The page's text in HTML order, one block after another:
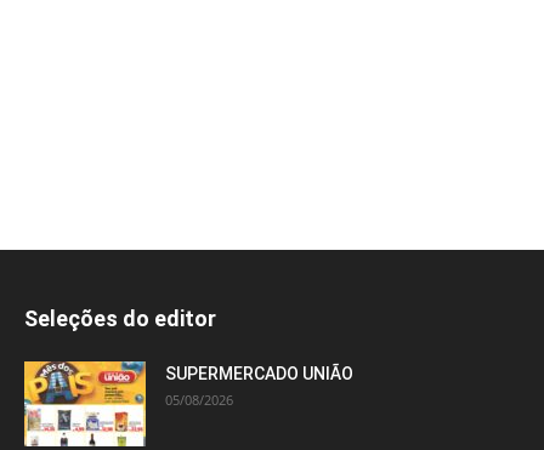
Seleções do editor
SUPERMERCADO UNIÃO
05/08/2026